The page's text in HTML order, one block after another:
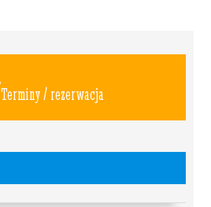
Terminy / rezerwacja